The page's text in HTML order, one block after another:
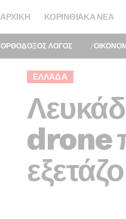
ΑΡΧΙΚΉ ΚΟΡΙΝΘΙΑΚΆ ΝΈΑ
ΟΡΘΟΔΟΞΟΣ ΛΟΓΟΣ
ΕΛΛΆΔΑ
drone